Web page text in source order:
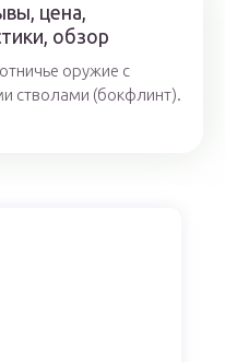
цена,
обзор
оружие с
стволами (бокфлинт).